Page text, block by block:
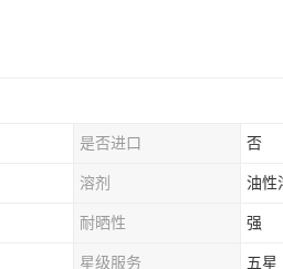
是否进口 否
溶剂 油性
耐晒性 强
星级服务 五星